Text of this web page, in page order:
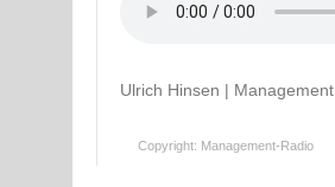
Ulrich Hinsen |
Copyright: Management-Radio